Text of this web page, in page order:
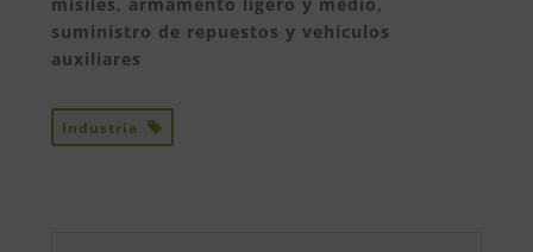
suministro de repuestos y vehículos
auxiliares
Industria